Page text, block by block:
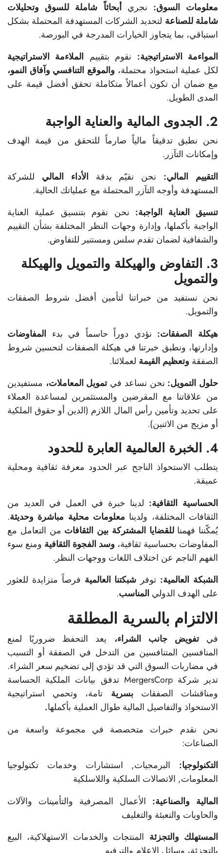
معلومات السوق: نجريأبحاثاً شاملة للسوق وتحليلات
شاملة للصناعة لتحديد الشركات المستهدفة المحتملة بشكل
استباقي، بما يتجاوز الخيارات المدرجة في البورصة.
المواءمة الاستراتيجية: نقوم بتقييم الملاءمة الاستراتيجية
لكل عملية استحواذ محتملة، والموقع التنافسي وآفاق النمو،
مع ضمان أن تكون أعمالاً متكاملة تحقق أفضل قيمة على
المدى الطويل.
2. الجدوى المالية والعناية الواجبة
نحن نطبق تدقيقاً مالياً صارماً للتحقق من قيمة الهدف
وإمكانات التآزر.
التقييم المالي: نحن نقيّم بدقة الأداء المالي للشركة
المستهدفة وأوجه التآزر المحتملة مع عملياتك الحالية.
تنسيق العناية الواجبة: نحن نقوم بتنسيق عملية العناية
الواجبة بأكملها، وإدارة وجهات النظر المختلفة بشأن التقييم
والشفافية لضمان تقدم سلس ومستنير للتفاوض.
3. التفاوض والهيكلة والتمويل والهيكلة
والتمويل
نحن نستفيد من خبراتنا لتأمين أفضل شروط الصفقات
والتمويل.
هيكلة الصفقات: نؤدي دوراً حاسماً في بدء المفاوضات
وإدارتها، ونطبق خبرتنا في هيكلة الصفقات لتحسين شروط
الصفقة وتعظيم القيمة لعملائنا.
حلول التمويل: نحن نساعد فيتمويل المعاملات، مستفيدين
من علاقاتنا مع المقرضين والمستثمرين لمساعدة العملاء
على تحديد وتأمين رأس المال اللازم (الدين أو حقوق الملكية
أو مزيج من الاثنين).
4. الخبرة العالمية العابرة للحدود
يتطلب الاستحواذ الناجح عبر الحدود معرفة ثقافية ومحلية
عميقة.
الحساسية الثقافية: لدينا خبرة في العمل في العديد من
الثقافات المختلفة، ولدينا معلومات محلية مباشرة وحديثة.
يُمكّننا فهمناللقضايا المشتركة بين الثقافات من التعامل مع
المفاوضات بحساسية ثقافية، وسد الفجوة الثقافية ومنع سوء
الفهم الناجم عن اختلاف اللغات ووجهات النظر.
الشبكة العالمية: توفر شبكتنا العالمية فرصاً متزايدة للعثور
على الهدف الدولي المناسب.
الالتزام بالسرية المطلقة
فيتفويض جانب الشراء، يعد التحفظ ضروريًا لمنع
المنافسين المتنافسين من التدخل في الصفقة أو التسبب
في مضاربات السوق التي قد تؤدي إلى تضخيم سعر الشراء.
تدير شركة MergersCorp تدفق بيانات الملكية الحساسة
ومناقشات الصفقاتبسرية تامة، وتحمي استراتيجية
الاستحواذ والتفاصيل المالية طوال العملية بأكملها.
نحن نقدم خبرات متخصصة في مجموعة واسعة من
الصناعات:
التكنولوجيا: البرمجيات, استشارات وخدمات تكنولوجيا
المعلومات, الاتصالات السلكية واللاسلكية
المالية والصناعية: الأعمال المصرفية والتأمينات والآلات
والحاويات والتعبئة والتغليف
المستهلك والتجزئة المنتجات والخدمات الاستهلاكية، البيع